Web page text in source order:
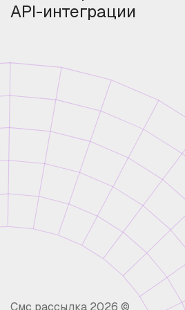
API-интеграции
Смс рассылка 2026 ©